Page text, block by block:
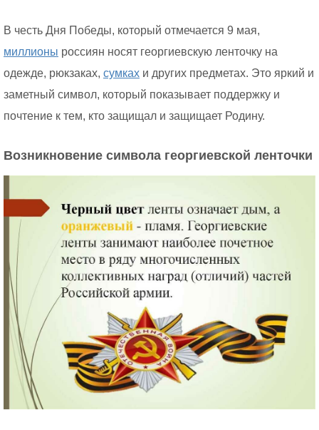
В честь Дня Победы, который отмечается 9 мая,
миллионы россиян носят георгиевскую ленточку на
одежде, рюкзаках, сумках и других предметах. Это яркий и
заметный символ, который показывает поддержку и
почтение к тем, кто защищал и защищает Родину.
Возникновение символа георгиевской ленточки